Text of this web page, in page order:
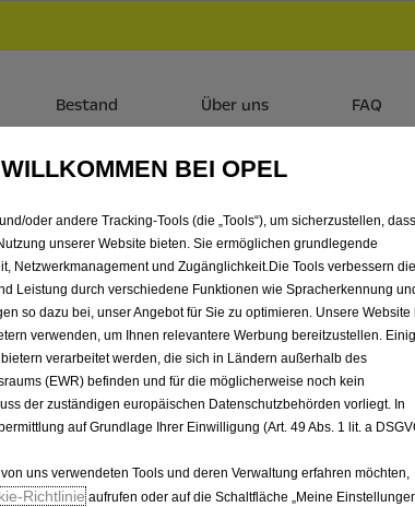
Bestand Über uns FAQ
VON AMS
WILLKOMMEN BEI OPEL
oder andere Tracking-Tools (die „Tools“), um sicherzustellen,
unserer Website bieten. Sie ermöglichen grundlegende
Netzwerkmanagement und Zugänglichkeit.Die Tools verbessern die
Leistung durch verschiedene Funktionen wie Spracherkennung
so dazu bei, unser Angebot für Sie zu optimieren. Unsere Website
verwenden, um Ihnen relevantere Werbung bereitzustellen.
verarbeitet werden, die sich in Ländern außerhalb des
(EWR) befinden und für die möglicherweise noch kein
der zuständigen europäischen Datenschutzbehörden vorliegt. In
auf Grundlage Ihrer Einwilligung (Art. 49 Abs. 1 lit. a
uns verwendeten Tools und deren Verwaltung erfahren möchten,
aufrufen oder auf die Schaltfläche „Meine